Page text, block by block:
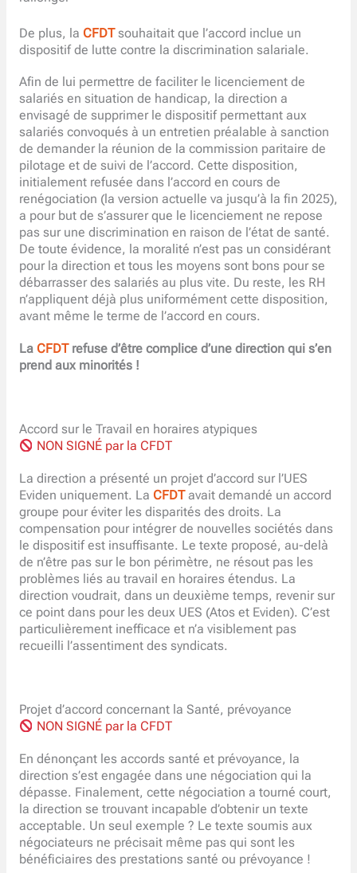
De plus, la CFDTsouhaitait que l’accord inclue un
dispositif de lutte contre la discrimination salariale.
Afin de lui permettre de faciliter le licenciement de
salariés en situation de handicap, la direction a
envisagé de supprimer le dispositif permettant aux
salariés convoqués à un entretien préalable à sanction
de demander la réunion de la commission paritaire de
pilotage et de suivi de l’accord. Cette disposition,
initialement refusée dans l’accord en cours de
renégociation (la version actuelle va jusqu’à la fin 2025),
a pour but de s’assurer que le licenciement ne repose
pas sur une discrimination en raison de l’état de santé.
De toute évidence, la moralité n’est pas un considérant
pour la direction et tous les moyens sont bons pour se
débarrasser des salariés au plus vite. Du reste, les RH
n’appliquent déjà plus uniformément cette disposition,
avant même le terme de l’accord en cours.
La CFDTrefuse d’être complice d’une direction qui s’en
prend aux minorités !
Accord sur le Travail en horaires atypiques
NON SIGNÉ par la CFDT
La direction a présenté un projet d’accord sur l’UES
Eviden uniquement. La CFDTavait demandé un accord
groupe pour éviter les disparités des droits. La
compensation pour intégrer de nouvelles sociétés dans
le dispositif est insuffisante. Le texte proposé, au-delà
de n’être pas sur le bon périmètre, ne résout pas les
problèmes liés au travail en horaires étendus. La
direction voudrait, dans un deuxième temps, revenir sur
ce point dans pour les deux UES (Atos et Eviden). C’est
particulièrement inefficace et n’a visiblement pas
recueilli l’assentiment des syndicats.
Projet d’accord concernant la Santé, prévoyance
NON SIGNÉ par la CFDT
En dénonçant les accords santé et prévoyance, la
direction s’est engagée dans une négociation qui la
dépasse. Finalement, cette négociation a tourné court,
la direction se trouvant incapable d’obtenir un texte
acceptable. Un seul exemple ? Le texte soumis aux
négociateurs ne précisait même pas qui sont les
bénéficiaires des prestations santé ou prévoyance !